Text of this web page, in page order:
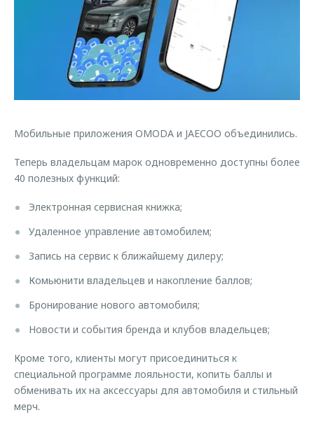
Кредитный калькулятор
Аксессуары
Одежда и сувениры
Запчасти
Трейд-ин
Калькулятор трейд-ин
Руководства по эксплуатации
Клиентская поддержка
O&J Автоклуб
Клуб владельцев OMODA
Аксессуары
Одежда и сувениры
Оригинальные аксессуары
Запчасти
Правовая информация
Обратная связь
Мобильные приложения OMODA и JAECOO объединились.
Теперь владельцам марок одновременно доступны более
40 полезных функций:
Электронная сервисная книжка;
Удаленное управление автомобилем;
Запись на сервис к ближайшему дилеру;
Комьюнити владельцев и накопление баллов;
Бронирование нового автомобиля;
Новости и события бренда и клубов владельцев;
Кроме того, клиенты могут присоединиться к
специальной программе лояльности, копить баллы и
обменивать их на аксессуары для автомобиля и стильный
мерч.